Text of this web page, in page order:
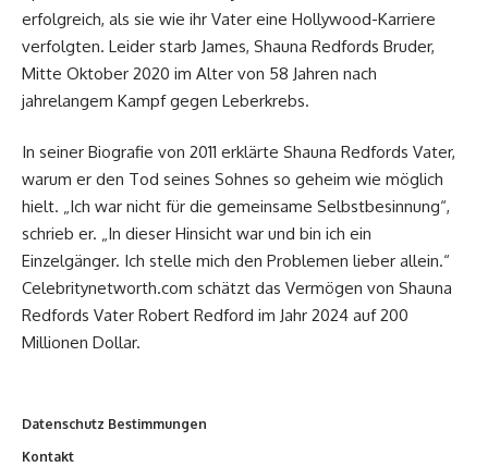
erfolgreich, als sie wie ihr Vater eine Hollywood-Karriere
verfolgten. Leider starb James, Shauna Redfords Bruder,
Mitte Oktober 2020 im Alter von 58 Jahren nach
jahrelangem Kampf gegen Leberkrebs.
In seiner Biografie von 2011 erklärte Shauna Redfords Vater,
warum er den Tod seines Sohnes so geheim wie möglich
hielt. „Ich war nicht für die gemeinsame Selbstbesinnung“,
schrieb er. „In dieser Hinsicht war und bin ich ein
Einzelgänger. Ich stelle mich den Problemen lieber allein.“
Celebritynetworth.com schätzt das Vermögen von Shauna
Redfords Vater Robert Redford im Jahr 2024 auf 200
Millionen Dollar.
Datenschutz Bestimmungen
Kontakt